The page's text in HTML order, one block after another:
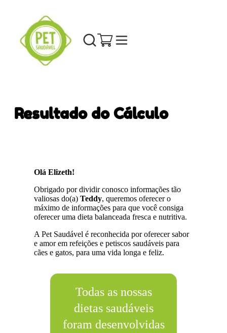
Resultado do Cálculo
Olá Elizeth!
Obrigado por dividir conosco informações tão
valiosas do(a)Teddy, queremos oferecer o
máximo de informações para que você consiga
oferecer uma dieta balanceada fresca e nutritiva.
A Pet Saudável é reconhecida por oferecer sabor
e amor em refeições e petiscos saudáveis para
cães e gatos, para uma vida longa e feliz.
Todas as nossas
dietas saudáveis
foram desenvolvidas